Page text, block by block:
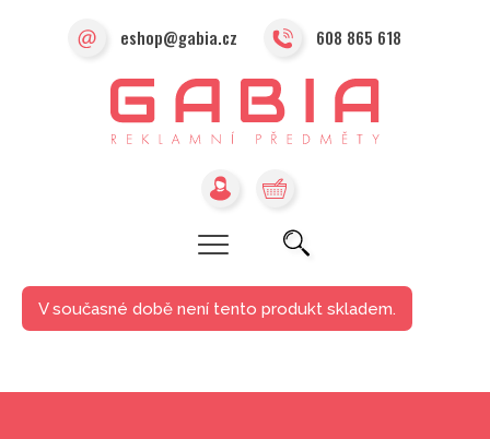
eshop@gabia.cz 608 865 618
V současné době není tento produkt skladem.